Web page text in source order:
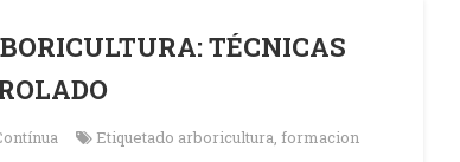
TÉCNICAS
Etiquetado arboricultura,formacion